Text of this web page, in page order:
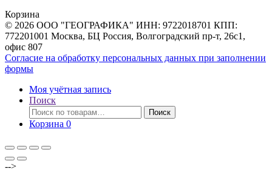
Корзина
© 2026 ООО "ГЕОГРАФИКА" ИНН: 9722018701 КПП:
772201001 Москва, БЦ Россия, Волгоградский пр-т, 26с1,
офис 807
Согласие на обработку персональных данных при заполнении
формы
Моя учётная запись
Поиск
Искать:
Поиск
Корзина 0
-->